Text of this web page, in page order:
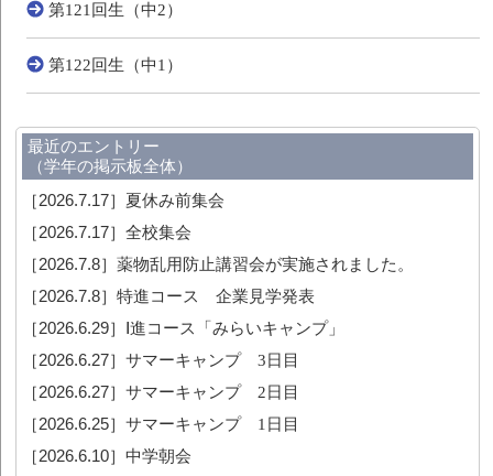
第121回生（中2）
第122回生（中1）
最近のエントリー
（学年の掲示板全体）
［2026.7.17］ 夏休み前集会
［2026.7.17］全校集会
［2026.7.8］薬物乱用防止講習会が実施されました。
［2026.7.8］特進コース 企業見学発表
［2026.6.29］ Ⅰ進コース「みらいキャンプ」
［2026.6.27］サマーキャンプ 3日目
［2026.6.27］サマーキャンプ 2日目
［2026.6.25］サマーキャンプ 1日目
［2026.6.10］中学朝会